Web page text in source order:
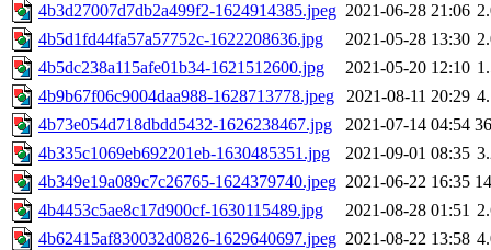
4b3d27007d7db2a499f2-1624914385.jpeg 2021-06-28 21:06
4b5d1fd44fa57a57752c-1622208636.jpg
2021-05-28 13:30
4b5dc238a115afe01b34-1621512600.jpg
2021-05-20 12:10
4b9b67f06c9004daa988-1628713778.jpeg
2021-08-11 20:29
4b73e054d718dbdd5432-1626238467.jpg
2021-07-14 04:54
4b335c1069eb692201eb-1630485351.jpg
2021-09-01 08:35
4b349e19a089c7c26765-1624379740.jpeg 2021-06-22 16:35
4b4453c5ae8c17d900cf-1630115489.jpg
2021-08-28 01:51
4b62415af830032d0826-1629640697.jpeg 2021-08-22 13:58